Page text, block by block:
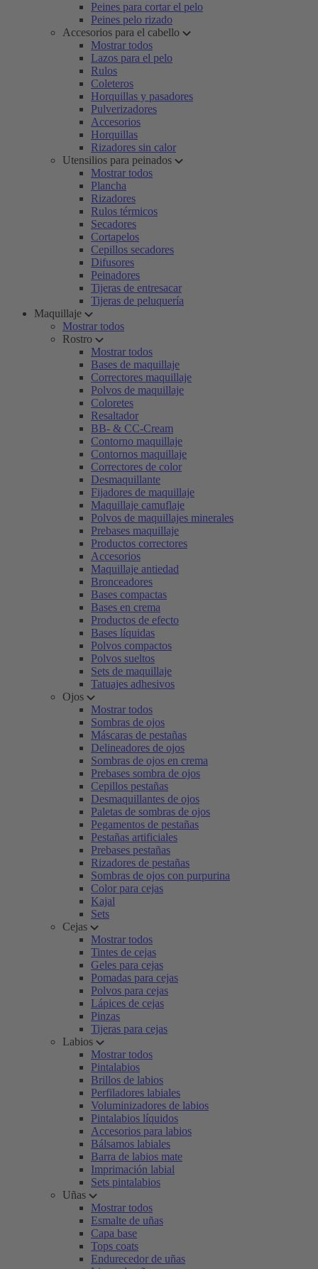
Peines para cortar el pelo
Peines pelo rizado
Accesorios para el cabello
Mostrar todos
Lazos para el pelo
Rulos
Coleteros
Horquillas y pasadores
Pulverizadores
Accesorios
Horquillas
Rizadores sin calor
Utensilios para peinados
Mostrar todos
Plancha
Rizadores
Rulos térmicos
Secadores
Cortapelos
Cepillos secadores
Difusores
Peinadores
Tijeras de entresacar
Tijeras de peluquería
Maquillaje
Mostrar todos
Rostro
Mostrar todos
Bases de maquillaje
Correctores maquillaje
Polvos de maquillaje
Coloretes
Resaltador
BB- & CC-Cream
Contorno maquillaje
Contornos maquillaje
Correctores de color
Desmaquillante
Fijadores de maquillaje
Maquillaje camuflaje
Polvos de maquillajes minerales
Prebases maquillaje
Productos correctores
Accesorios
Maquillaje antiedad
Bronceadores
Bases compactas
Bases en crema
Productos de efecto
Bases líquidas
Polvos compactos
Polvos sueltos
Sets de maquillaje
Tatuajes adhesivos
Ojos
Mostrar todos
Sombras de ojos
Máscaras de pestañas
Delineadores de ojos
Sombras de ojos en crema
Prebases sombra de ojos
Cepillos pestañas
Desmaquillantes de ojos
Paletas de sombras de ojos
Pegamentos de pestañas
Pestañas artificiales
Prebases pestañas
Rizadores de pestañas
Sombras de ojos con purpurina
Color para cejas
Kajal
Sets
Cejas
Mostrar todos
Tintes de cejas
Geles para cejas
Pomadas para cejas
Polvos para cejas
Lápices de cejas
Pinzas
Tijeras para cejas
Labios
Mostrar todos
Pintalabios
Brillos de labios
Perfiladores labiales
Voluminizadores de labios
Pintalabios líquidos
Accesorios para labios
Bálsamos labiales
Barra de labios mate
Imprimación labial
Sets pintalabios
Uñas
Mostrar todos
Esmalte de uñas
Capa base
Tops coats
Endurecedor de uñas